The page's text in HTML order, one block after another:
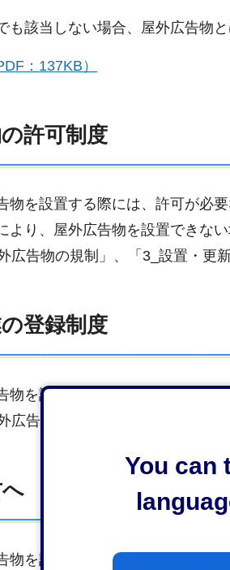
You can
も該当しない場合、屋外広告物
：137KB）
許可制度
物を設置する際には、許可が必要
より、屋外広告物を設置できない
広告物の規制」、「3_設置・更
登録制度
物を設置する営業を行う方（屋
広告業の登録」をご覧ください。
物を設置する広告主の方には、